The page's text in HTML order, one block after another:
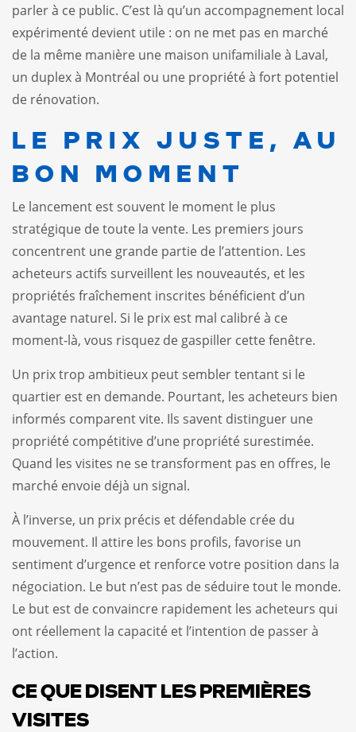
parler à ce public. C’est là qu’un accompagnement local
expérimenté devient utile : on ne met pas en marché
de la même manière une maison unifamiliale à Laval,
un duplex à Montréal ou une propriété à fort potentiel
de rénovation.
LE PRIX JUSTE, AU
BON MOMENT
Le lancement est souvent le moment le plus
stratégique de toute la vente. Les premiers jours
concentrent une grande partie de l’attention. Les
acheteurs actifs surveillent les nouveautés, et les
propriétés fraîchement inscrites bénéficient d’un
avantage naturel. Si le prix est mal calibré à ce
moment-là, vous risquez de gaspiller cette fenêtre.
Un prix trop ambitieux peut sembler tentant si le
quartier est en demande. Pourtant, les acheteurs bien
informés comparent vite. Ils savent distinguer une
propriété compétitive d’une propriété surestimée.
Quand les visites ne se transforment pas en offres, le
marché envoie déjà un signal.
À l’inverse, un prix précis et défendable crée du
mouvement. Il attire les bons profils, favorise un
sentiment d’urgence et renforce votre position dans la
négociation. Le but n’est pas de séduire tout le monde.
Le but est de convaincre rapidement les acheteurs qui
ont réellement la capacité et l’intention de passer à
l’action.
CE QUE DISENT LES PREMIÈRES
VISITES